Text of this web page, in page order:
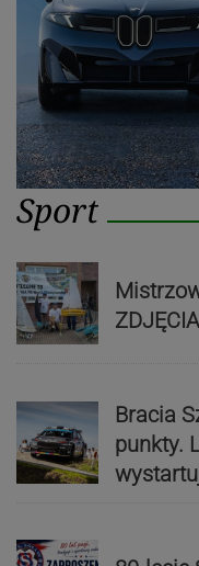
Sport
ZDJĘCIA
Bracia
punkty.